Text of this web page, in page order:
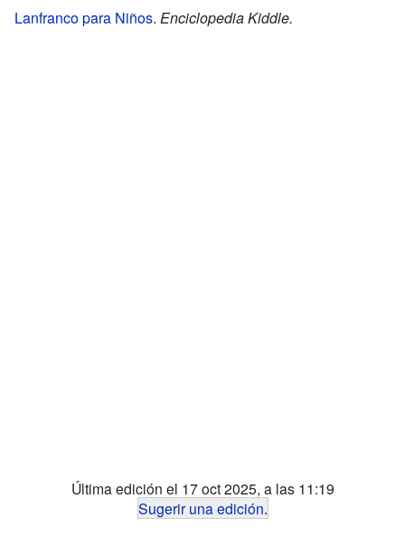
Lanfranco para Niños. Enciclopedia Kiddle.
Última edición el 17 oct 2025, a las 11:19
Sugerir una edición.